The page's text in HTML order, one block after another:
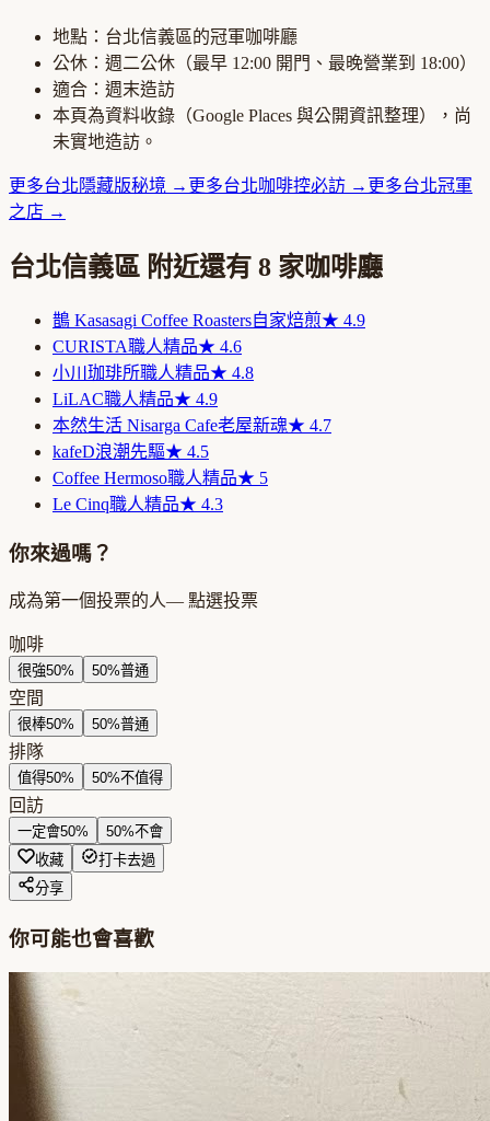
地點： 台北信義區的冠軍咖啡廳
公休： 週二公休 （最早 12:00 開門、最晚營業到 18:00）
適合： 週末造訪
本頁為資料收錄（Google Places 與公開資訊整理），尚
未實地造訪。
更多台北隱藏版秘境 → 更多台北咖啡控必訪 → 更多台北冠軍
之店 →
台北信義區 附近還有 8 家咖啡廳
鵲 Kasasagi Coffee Roasters自家焙煎★ 4.9
CURISTA職人精品★ 4.6
小川珈琲所職人精品★ 4.8
LiLAC職人精品★ 4.9
本然生活 Nisarga Cafe老屋新魂★ 4.7
kafeD浪潮先驅★ 4.5
Coffee Hermoso職人精品★ 5
Le Cinq職人精品★ 4.3
你來過嗎？
成為第一個投票的人— 點選投票
咖啡
很強50% 50%普通
空間
很棒50% 50%普通
排隊
值得50% 50%不值得
回訪
一定會50% 50%不會
收藏
打卡去過
分享
你可能也會喜歡